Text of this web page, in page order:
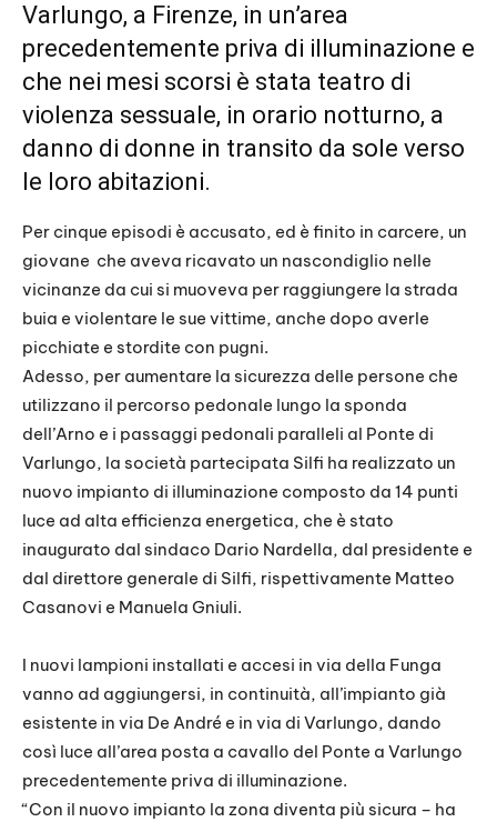
Varlungo, a Firenze, in un’area
precedentemente priva di illuminazione e
che nei mesi scorsi è stata teatro di
violenza sessuale, in orario notturno, a
danno di donne in transito da sole verso
le loro abitazioni.
Per cinque episodi è accusato, ed è finito in carcere, un
giovane che aveva ricavato un nascondiglio nelle
vicinanze da cui si muoveva per raggiungere la strada
buia e violentare le sue vittime, anche dopo averle
picchiate e stordite con pugni.
Adesso, per aumentare la sicurezza delle persone che
utilizzano il percorso pedonale lungo la sponda
dell’Arno e i passaggi pedonali paralleli al Ponte di
Varlungo, la società partecipata Silfi ha realizzato un
nuovo impianto di illuminazione composto da 14 punti
luce ad alta efficienza energetica, che è stato
inaugurato dal sindaco Dario Nardella, dal presidente e
dal direttore generale di Silfi, rispettivamente Matteo
Casanovi e Manuela Gniuli.
I nuovi lampioni installati e accesi in via della Funga
vanno ad aggiungersi, in continuità, all’impianto già
esistente in via De André e in via di Varlungo, dando
così luce all’area posta a cavallo del Ponte a Varlungo
precedentemente priva di illuminazione.
“Con il nuovo impianto la zona diventa più sicura – ha